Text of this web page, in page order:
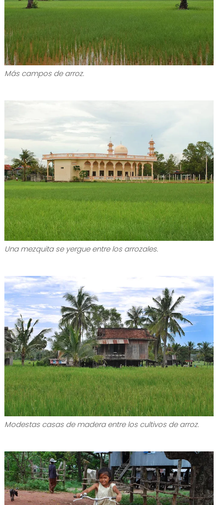
Más campos de arroz.
Una mezquita se yergue entre los arrozales.
Modestas casas de madera entre los cultivos de arroz.